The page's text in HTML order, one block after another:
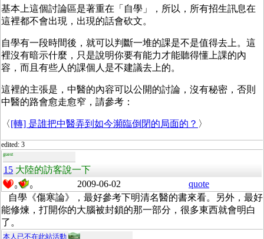
基本上這個討論區是著重在「自學」，所以，所有招生訊息在
這裡都不會出現，出現的話會砍文。
自學有一段時間後，就可以判斷一堆的課是不是值得去上。這
裡沒有暗示什麼，只是說明你要有能力才能聽得懂上課的內
容，而且有些人的課個人是不建議去上的。
這裡的主張是，中醫的內容可以公開的討論，沒有秘密，否則
中醫的路會愈走愈窄，請參考：
〈[轉] 是誰把中醫弄到如今瀕臨倒閉的局面的？ 〉
edited: 3
guest
15 大陸的訪客說一下
0 0 2009-06-02
quote
自學《傷寒論》，最好參考下明清名醫的書來看。另外，最好
能修煉，打開你的大腦被封鎖的那一部分，很多東西就會明白
了。
本人已不在此站活動